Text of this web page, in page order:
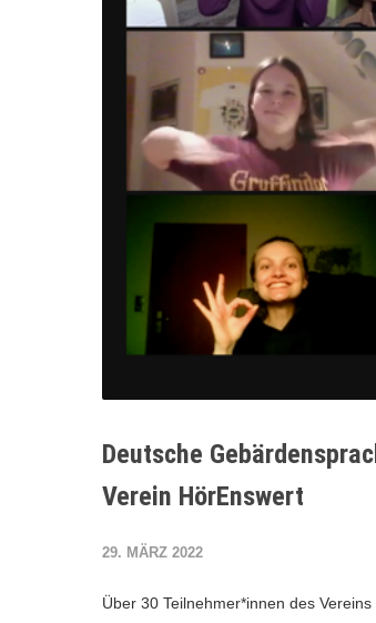
Deutsche
Verein HörEnswert
29. MÄRZ 2022
Über 30 Teilnehmer*innen des Vereins